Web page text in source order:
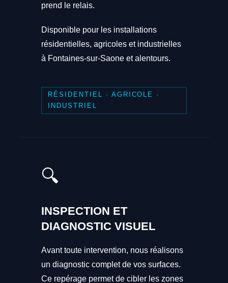
prend le relais.
Disponible pour les installations
résidentielles, agricoles et industrielles
à Fontaines-sur-Saone et alentours.
RÉSIDENTIEL · AGRICOLE ·
INDUSTRIEL
🔍
INSPECTION ET
DIAGNOSTIC VISUEL
Avant toute intervention, nous réalisons
un diagnostic complet de vos surfaces.
Ce repérage permet de cibler les zones